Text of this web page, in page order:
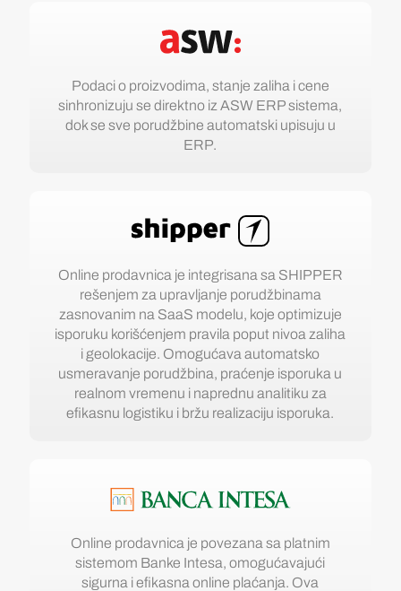
Podaci o proizvodima, stanje zaliha i cene
sinhronizuju se direktno iz ASW ERP sistema,
dok se sve porudžbine automatski upisuju u
ERP.
Online prodavnica je integrisana sa SHIPPER
rešenjem za upravljanje porudžbinama
zasnovanim na SaaS modelu, koje optimizuje
isporuku korišćenjem pravila poput nivoa zaliha
i geolokacije. Omogućava automatsko
usmeravanje porudžbina, praćenje isporuka u
realnom vremenu i naprednu analitiku za
efikasnu logistiku i bržu realizaciju isporuka.
Online prodavnica je povezana sa platnim
sistemom Banke Intesa, omogućavajući
sigurna i efikasna online plaćanja. Ova